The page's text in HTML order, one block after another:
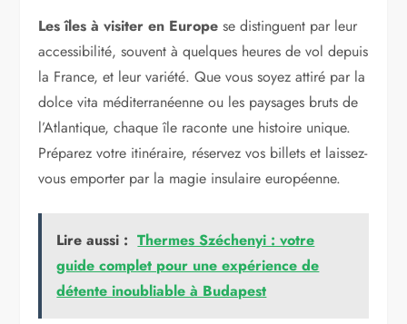
Les îles à visiter en Europe se distinguent par leur
accessibilité, souvent à quelques heures de vol depuis
la France, et leur variété. Que vous soyez attiré par la
dolce vita méditerranéenne ou les paysages bruts de
l’Atlantique, chaque île raconte une histoire unique.
Préparez votre itinéraire, réservez vos billets et laissez-
vous emporter par la magie insulaire européenne.
Lire aussi : Thermes Széchenyi : votre
guide complet pour une expérience de
détente inoubliable à Budapest